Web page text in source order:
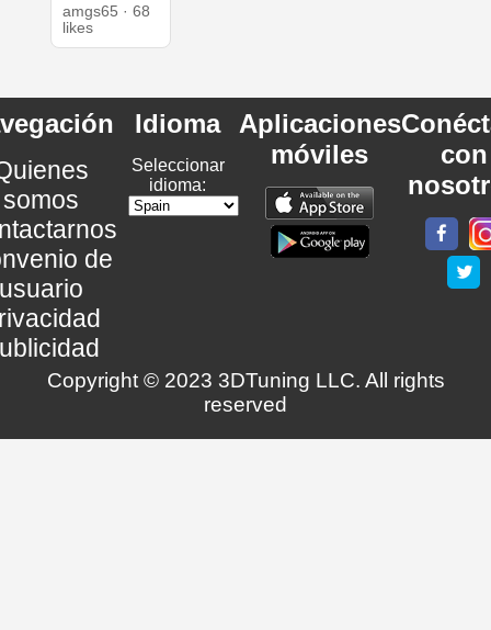
amgs65 · 68
likes
somos
de
Idioma
Seleccionar
idioma:
Aplicaciones
móviles
con
Copyright © 2023 3DTuning LLC. All rights
reserved